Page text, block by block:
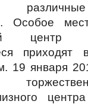
Особое
центр
приходят
19 января